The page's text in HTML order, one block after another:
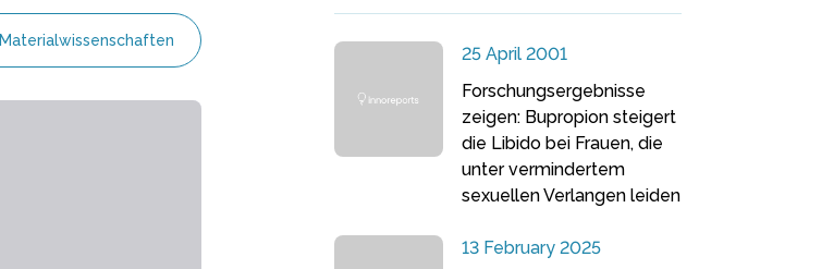
Materialwissenschaften
25 April 2001
Forschungsergebnisse
zeigen: Bupropion steigert
die Libido bei Frauen, die
unter vermindertem
sexuellen Verlangen leiden
13 February 2025